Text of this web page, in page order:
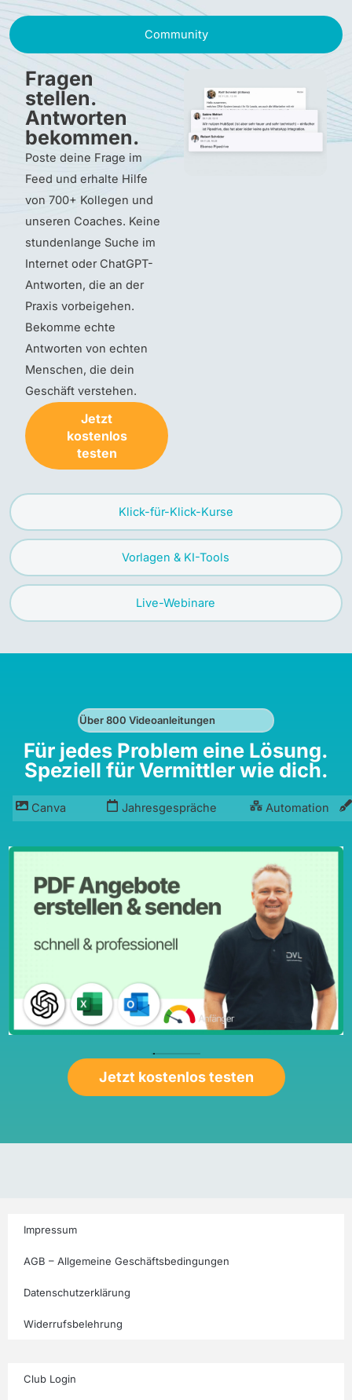
Community
Klick-für-Klick-Kurse
Vorlagen & KI-Tools
Live-Webinare
Fragen
stellen.
Antworten
bekommen.
Poste deine Frage im
Feed und erhalte Hilfe
von 700+ Kollegen und
unseren Coaches. Keine
stundenlange Suche im
Internet oder ChatGPT-
Antworten, die an der
Praxis vorbeigehen.
Bekomme echte
Antworten von echten
Menschen, die dein
Geschäft verstehen.
Jetzt
kostenlos
testen
Über 800 Videoanleitungen
Für jedes Problem eine Lösung.
Speziell für Vermittler wie dich.
Canva Jahresgespräche Automation
Jetzt kostenlos testen
Impressum
AGB – Allgemeine Geschäftsbedingungen
Datenschutzerklärung
Widerrufsbelehrung
Club Login